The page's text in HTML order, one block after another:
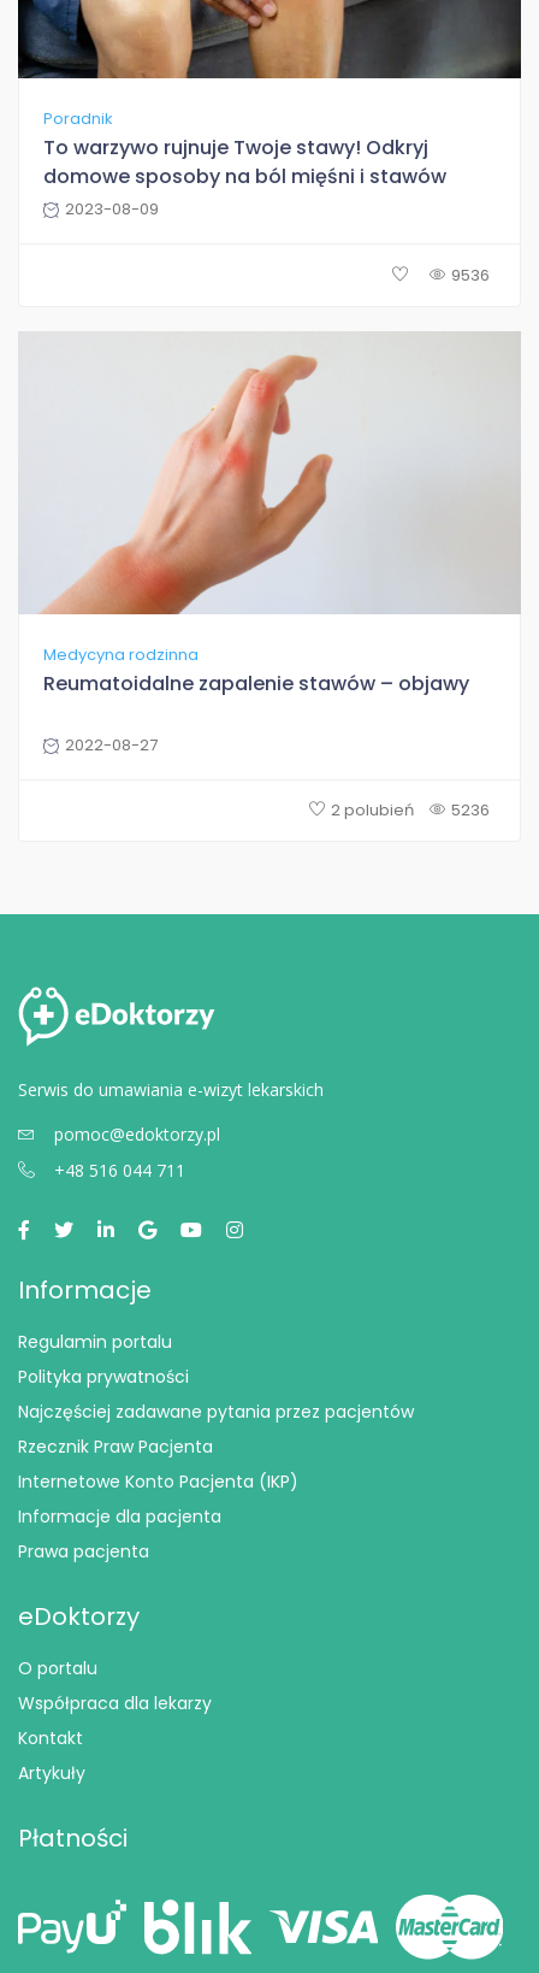
Poradnik
To warzywo rujnuje Twoje stawy! Odkryj
domowe sposoby na ból mięśni i stawów
2023-08-09
9536
Medycyna rodzinna
Reumatoidalne zapalenie stawów – objawy
2022-08-27
2 polubień 5236
Serwis do umawiania e-wizyt lekarskich
pomoc@edoktorzy.pl
+48 516 044 711
Informacje
Regulamin portalu
Polityka prywatności
Najczęściej zadawane pytania przez pacjentów
Rzecznik Praw Pacjenta
Internetowe Konto Pacjenta (IKP)
Informacje dla pacjenta
Prawa pacjenta
eDoktorzy
O portalu
Współpraca dla lekarzy
Kontakt
Artykuły
Płatności